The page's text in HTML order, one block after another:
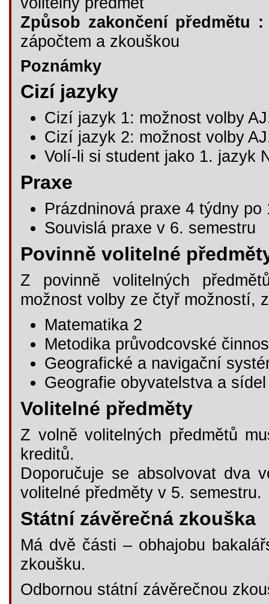
Způsob zakončení předmětu :
zápočtem a zkouškou
Poznámky
Cizí jazyky
Cizí jazyk 1: možnost volby
Cizí jazyk 2: možnost volby
Volí-li si student jako 1. jazyk
Praxe
Prázdninová praxe 4 týdny
Souvislá praxe v 6. semestru
Povinně volitelné
Z povinně volitelných
možnost volby ze čtyř možností,
Matematika 2
Metodika průvodcovské
Geografické a navigační
Geografie obyvatelstva a
Volitelné předměty
Z volně volitelných předmětů
kreditů.
Doporučuje se absolvovat dva
volitelné předměty v 5. semestru.
Státní závěrečná zkouška
Má dvě části – obhajobu
zkoušku.
Odbornou státní závěrečnou